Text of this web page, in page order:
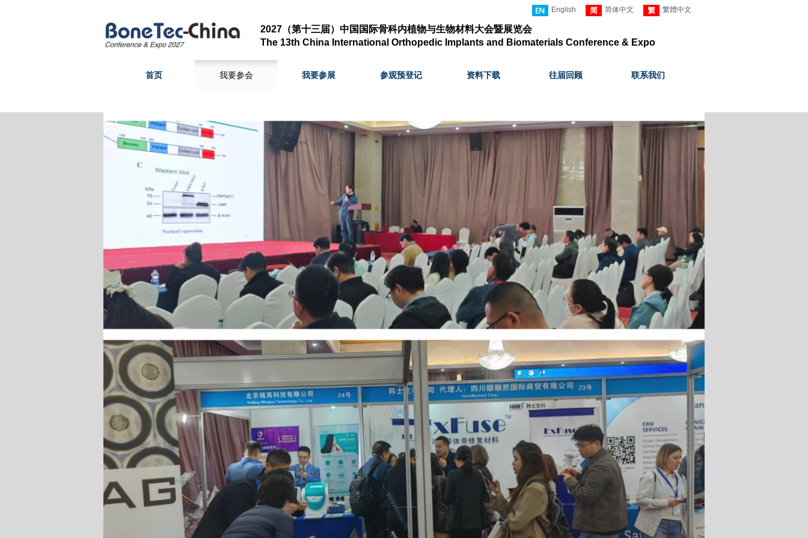
2027（第十三届）中国国际骨科内植物与生物材料大会暨展览会
The 13th China International Orthopedic Implants and Biomaterials Conference & Expo
首页 我要参会 我要参展 参观预登记 资料下载 往届回顾 联系我们
English 简体中文 繁體中文